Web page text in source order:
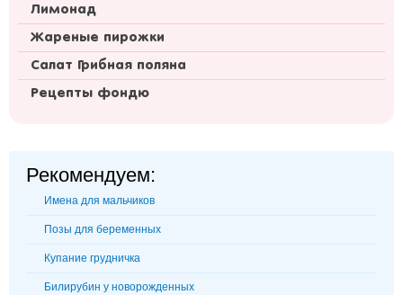
Лимонад
Жареные пирожки
Салат Грибная поляна
Рецепты фондю
Рекомендуем:
Имена для мальчиков
Позы для беременных
Купание грудничка
Билирубин у новорожденных